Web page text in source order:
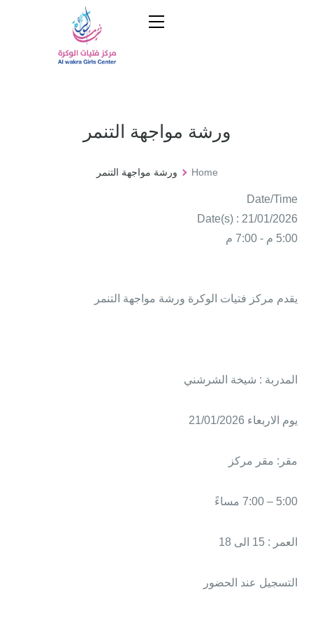
ورشة مواجهة التنمر
Home ورشة مواجهة التنمر
Date/Time
Date(s) : 21/01/2026
5:00 م - 7:00 م
يقدم مركز فتيات الوكرة ورشة مواجهة التنمر
المدربة : شيخة الشرشني
يوم الاربعاء 21/01/2026
مقر: مقر مركز
5:00 – 7:00 مساءً
العمر : 15 الى 18
التسجيل عند الحضور